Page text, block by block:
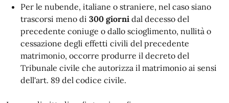
Per le nubende, italiane o straniere, nel caso siano
trascorsi meno di 300 giorni dal decesso del
precedente coniuge o dallo scioglimento, nullità o
cessazione degli effetti civili del precedente
matrimonio, occorre produrre il decreto del
Tribunale civile che autorizza il matrimonio ai sensi
dell'art. 89 del codice civile.